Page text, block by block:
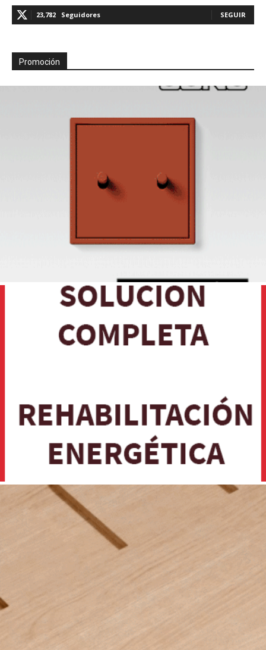
23,782 Seguidores SEGUIR
Promoción